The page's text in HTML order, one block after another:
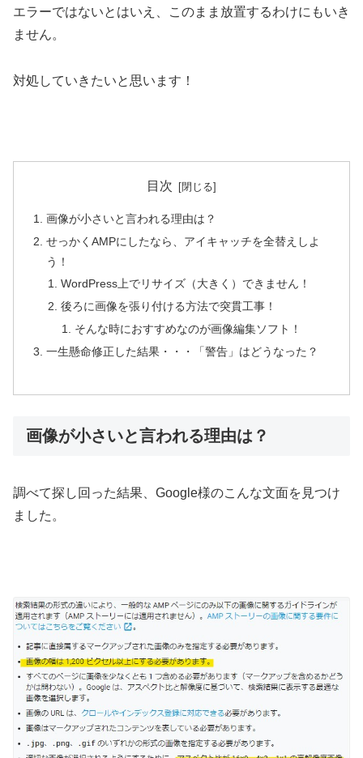
エラーではないとはいえ、このまま放置するわけにもいき
ません。
対処していきたいと思います！
目次
画像が小さいと言われる理由は？
せっかくAMPにしたなら、アイキャッチを全替えしよ
う！
WordPress上でリサイズ（大きく）できません！
後ろに画像を張り付ける方法で突貫工事！
そんな時におすすめなのが画像編集ソフト！
一生懸命修正した結果・・・「警告」はどうなった？
画像が小さいと言われる理由は？
調べて探し回った結果、Google様のこんな文面を見つけ
ました。